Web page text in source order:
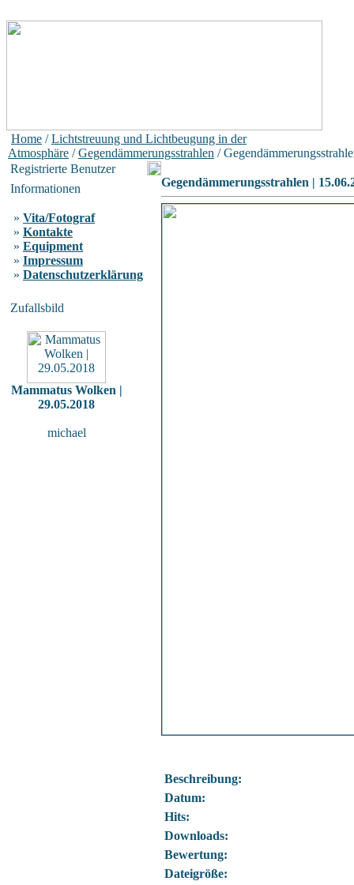
Home /Lichtstreuung und Lichtbeugung in der
Atmosphäre /Gegendämmerungsstrahlen /
Registrierte Benutzer
Informationen
» Vita/Fotograf
» Kontakte
» Equipment
» Impressum
» Datenschutzerklärung
Zufallsbild
Mammatus Wolken |
29.05.2018
michael
Gegendämmerungsstrahlen |
Beschreibung:
Datum:
Hits:
Downloads:
Bewertung:
Dateigröße: